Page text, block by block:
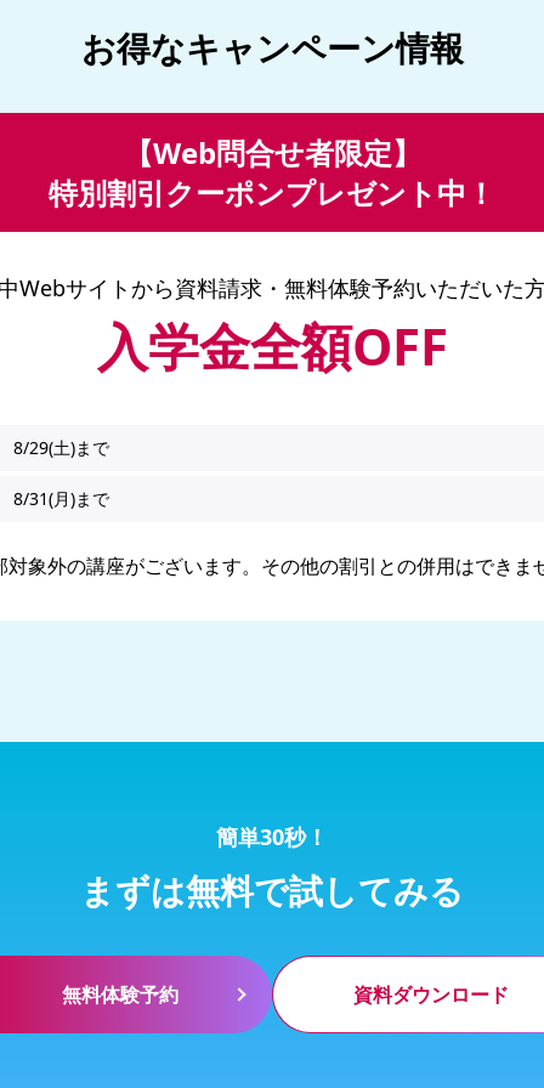
お得なキャンペーン情報
【Web問合せ者限定】
特別割引クーポンプレゼント中！
Webサイトから資料請求・無料体験予約いただいた
入学金全額OFF
8/29(土)まで
8/31(月)まで
象外の講座がございます。その他の割引との併用はできま
簡単30秒！
まずは無料で試してみる
無料体験予約 資料ダウンロード